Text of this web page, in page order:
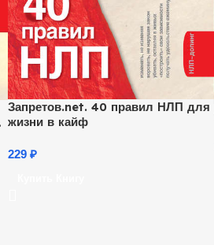
Запретов.net. 40 правил НЛП для
жизни в кайф
229 ₽